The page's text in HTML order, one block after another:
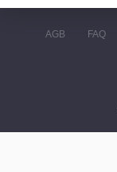
AGB FAQ